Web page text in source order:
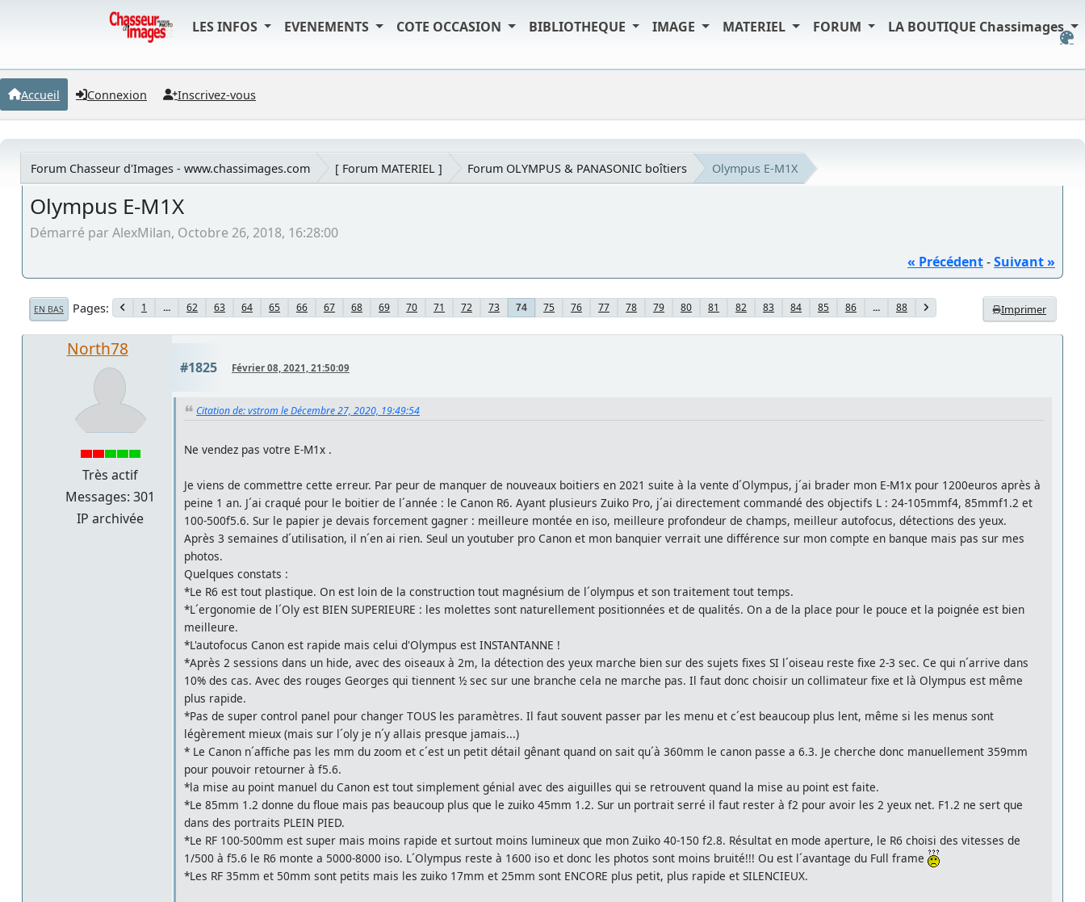
LES INFOS EVENEMENTS COTE OCCASION BIBLIOTHEQUE IMAGE MATERIEL FORUM LA BOUTIQUE Chassimages
Accueil Connexion Inscrivez-vous
Forum Chasseur d'Images - www.chassimages.com [ Forum MATERIEL ] Forum OLYMPUS & PANASONIC boîtiers Olympus E-M1X
Olympus E-M1X
Démarré par AlexMilan, Octobre 26, 2018, 16:28:00
« Précédent-Suivant »
Imprimer
EN BAS Pages 1 ... 62 63 64 65 66 67 68 69 70 71 72 73 74 75 76 77 78 79 80 81 82 83 84 85 86 ... 88
North78
Très actif
Messages: 301
IP archivée
#1825 Février 08, 2021, 21:50:09
Citation de: vstrom le Décembre 27, 2020, 19:49:54
Ne vendez pas votre E-M1x .
Je viens de commettre cette erreur. Par peur de manquer de nouveaux boitiers en 2021 suite à la vente d´Olympus, j´ai brader mon E-M1x pour 1200euros après à
peine 1 an. J´ai craqué pour le boitier de l´année : le Canon R6. Ayant plusieurs Zuiko Pro, j´ai directement commandé des objectifs L : 24-105mmf4, 85mmf1.2 et
100-500f5.6. Sur le papier je devais forcement gagner : meilleure montée en iso, meilleure profondeur de champs, meilleur autofocus, détections des yeux.
Après 3 semaines d´utilisation, il n´en ai rien. Seul un youtuber pro Canon et mon banquier verrait une différence sur mon compte en banque mais pas sur mes
photos.
Quelques constats :
*Le R6 est tout plastique. On est loin de la construction tout magnésium de l´olympus et son traitement tout temps.
*L´ergonomie de l´Oly est BIEN SUPERIEURE : les molettes sont naturellement positionnées et de qualités. On a de la place pour le pouce et la poignée est bien
meilleure.
*L'autofocus Canon est rapide mais celui d'Olympus est INSTANTANNE !
*Après 2 sessions dans un hide, avec des oiseaux à 2m, la détection des yeux marche bien sur des sujets fixes SI l´oiseau reste fixe 2-3 sec. Ce qui n´arrive dans
10% des cas. Avec des rouges Georges qui tiennent ½ sec sur une branche cela ne marche pas. Il faut donc choisir un collimateur fixe et là Olympus est même
plus rapide.
*Pas de super control panel pour changer TOUS les paramètres. Il faut souvent passer par les menu et c´est beaucoup plus lent, même si les menus sont
légèrement mieux (mais sur l´oly je n´y allais presque jamais...)
* Le Canon n´affiche pas les mm du zoom et c´est un petit détail gênant quand on sait qu´à 360mm le canon passe a 6.3. Je cherche donc manuellement 359mm
pour pouvoir retourner à f5.6.
*la mise au point manuel du Canon est tout simplement génial avec des aiguilles qui se retrouvent quand la mise au point est faite.
*Le 85mm 1.2 donne du floue mais pas beaucoup plus que le zuiko 45mm 1.2. Sur un portrait serré il faut rester à f2 pour avoir les 2 yeux net. F1.2 ne sert que
dans des portraits PLEIN PIED.
*Le RF 100-500mm est super mais moins rapide et surtout moins lumineux que mon Zuiko 40-150 f2.8. Résultat en mode aperture, le R6 choisi des vitesses de
1/500 à f5.6 le R6 monte a 5000-8000 iso. L´Olympus reste à 1600 iso et donc les photos sont moins bruité!!! Ou est l´avantage du Full frame
*Les RF 35mm et 50mm sont petits mais les zuiko 17mm et 25mm sont ENCORE plus petit, plus rapide et SILENCIEUX.